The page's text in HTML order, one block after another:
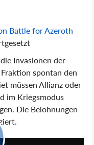
Battle for Azeroth
Invasionen der
spontan den
müssen Allianz oder
im Kriegsmodus
Die Belohnungen